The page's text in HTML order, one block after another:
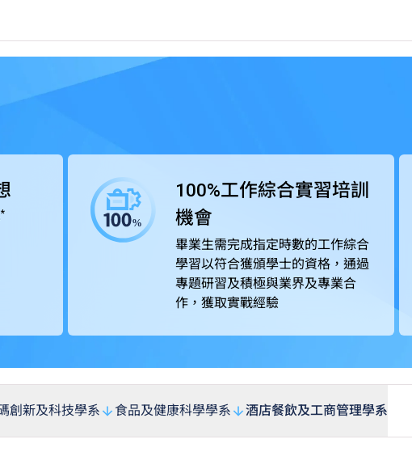
*
100%工作綜合實習培訓
機會
畢業生需完成指定時數的工作綜合
學習以符合獲頒學士的資格，通過
專題研習及積極與業界及專業合
作，獲取實戰經驗
創新及科技學系 食品及健康科學學系 酒店餐飲及工商管理學系